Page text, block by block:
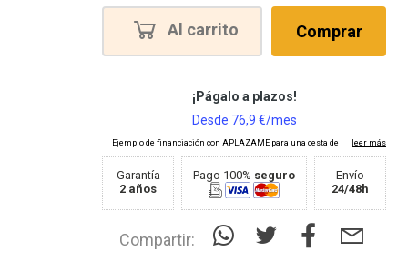
Al carrito Comprar
Garantía
2 años
Pago 100% seguro
Envío
24/48h
Compartir: